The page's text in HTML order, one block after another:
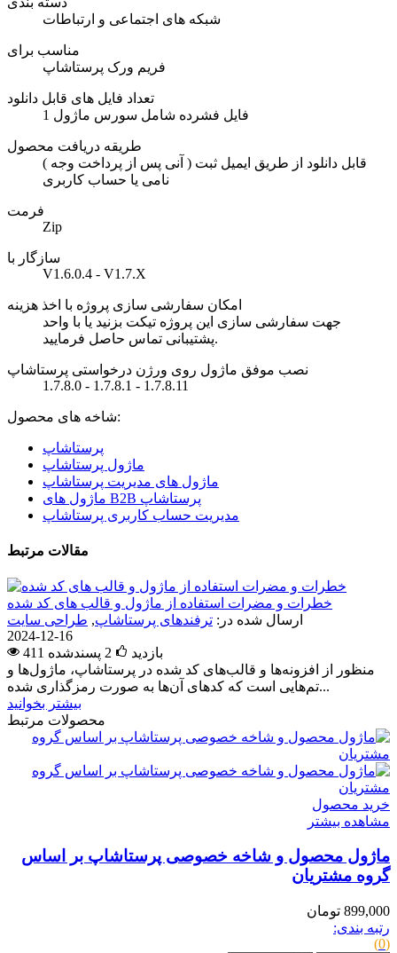
شبکه های اجتماعی و ارتباطات
مناسب برای
فریم ورک پرستاشاپ
تعداد فایل های قابل دانلود
1 فایل فشرده شامل سورس ماژول
طریقه دریافت محصول
( آنی پس از پرداخت وجه ) قابل دانلود از طریق ایمیل ثبت
نامی یا حساب کاربری
فرمت
Zip
سازگار با
V1.6.0.4 - V1.7.X
امکان سفارشی سازی پروژه با اخذ هزینه
جهت سفارشی سازی این پروژه تیکت بزنید یا با واحد
پشتیبانی تماس حاصل فرمایید.
نصب موفق ماژول روی ورژن درخواستی پرستاشاپ
1.7.8.0 - 1.7.8.1 - 1.7.8.11
شاخه های محصول:
پرستاشاپ
ماژول پرستاشاپ
ماژول های مدیریت پرستاشاپ
ماژول های B2B پرستاشاپ
مدیریت حساب کاربری پرستاشاپ
مقالات مرتبط
خطرات و مضرات استفاده از ماژول و قالب های کد شده
ارسال شده در: ترفندهای پرستاشاپ, طراحی سایت
2024-12-16
411 بازدید
2 پسندشده
منظور از افزونه‌ها و قالب‌های کد شده در پرستاشاپ، ماژول‌ها و
تم‌هایی است که کدهای آن‌ها به صورت رمزگذاری شده...
بیشتر بخوانید
محصولات مرتبط
خرید محصول
مشاهده بیشتر
ماژول محصول و شاخه خصوصی پرستاشاپ بر اساس
گروه‌ مشتریان
899,000 تومان
رتبه بندی:
(0)